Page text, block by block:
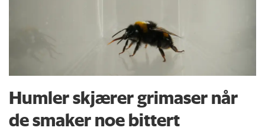
Humler skjærer grimaser når
de smaker noe bittert